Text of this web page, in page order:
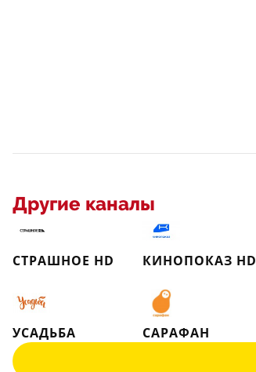
Другие каналы
СТРАШНОЕ HD КИНОПОКАЗ HD
УСАДЬБА
САРАФАН